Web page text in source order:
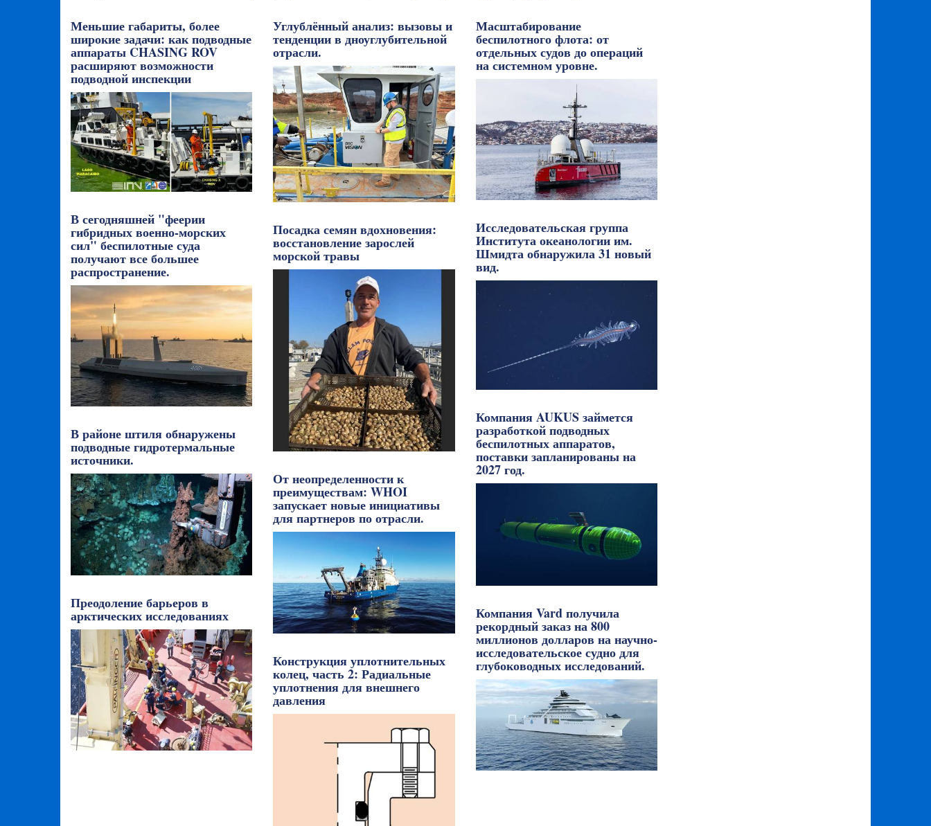
Меньшие габариты, более
широкие задачи: как подводные
аппараты CHASING ROV
расширяют возможности
подводной инспекции
В сегодняшней "феерии
гибридных военно-морских
сил" беспилотные суда
получают все большее
распространение.
В районе штиля обнаружены
подводные гидротермальные
источники.
Преодоление барьеров в
арктических исследованиях
Углублённый анализ: вызовы и
тенденции в дноуглубительной
отрасли.
Посадка семян вдохновения:
восстановление зарослей
морской травы
От неопределенности к
преимуществам: WHOI
запускает новые инициативы
для партнеров по отрасли.
Конструкция уплотнительных
колец, часть 2: Радиальные
уплотнения для внешнего
давления
Масштабирование
беспилотного флота: от
отдельных судов до операций
на системном уровне.
Исследовательская группа
Института океанологии им.
Шмидта обнаружила 31 новый
вид.
Компания AUKUS займется
разработкой подводных
беспилотных аппаратов,
поставки запланированы на
2027 год.
Компания Vard получила
рекордный заказ на 800
миллионов долларов на научно-
исследовательское судно для
глубоководных исследований.